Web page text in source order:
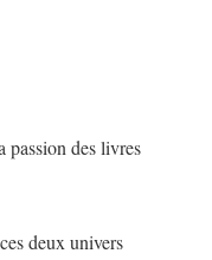
passion des livres
deux univers